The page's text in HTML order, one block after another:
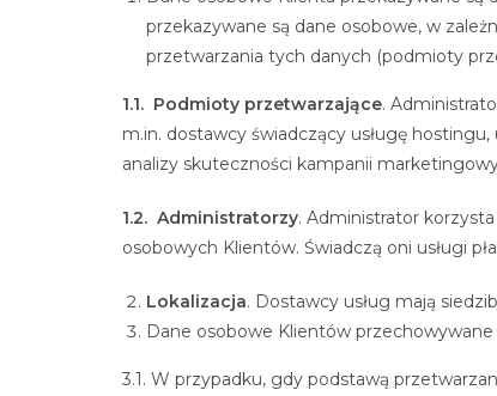
przekazywane są dane osobowe, w
przetwarzania tych danych (podmioty
1.1. Podmioty przetwarzające.
m.in. dostawcy świadczący usługę
analizy skuteczności kampanii
1.2. Administratorzy. Administrator
osobowych Klientów. Świadczą oni usługi
Lokalizacja. Dostawcy usług mają
Dane osobowe Klientów przechowywane
3.1. W przypadku, gdy podstawą